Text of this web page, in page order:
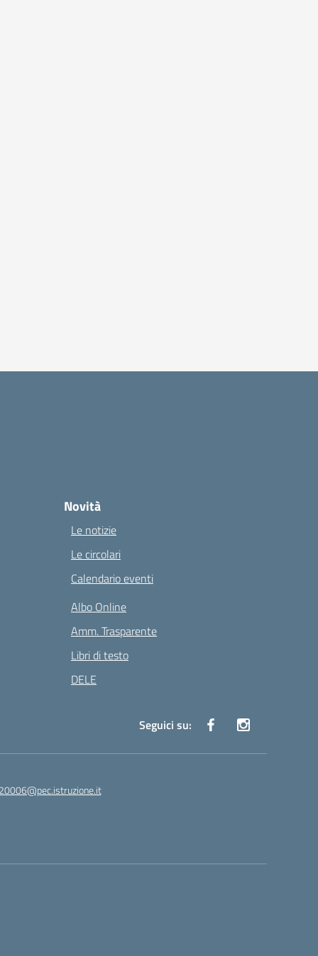
Novità
Le notizie
Le circolari
Calendario eventi
Albo Online
Amm. Trasparente
Libri di testo
DELE
Seguici su: